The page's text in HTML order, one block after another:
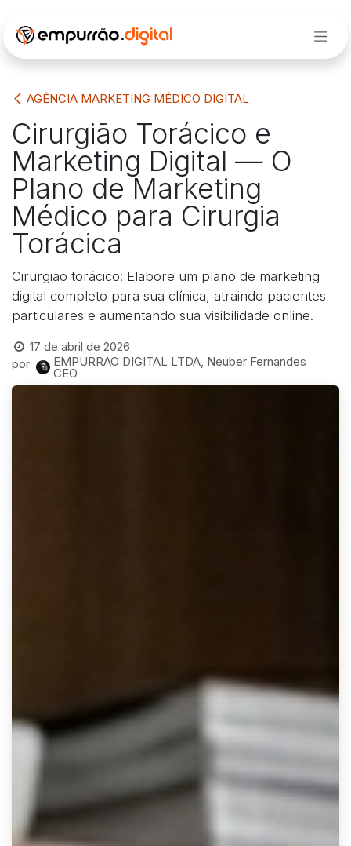
AGÊNCIA MARKETING MÉDICO DIGITAL
Cirurgião Torácico e
Marketing Digital — O
Plano de Marketing
Médico para Cirurgia
Torácica
Cirurgião torácico: Elabore um plano de marketing
digital completo para sua clínica, atraindo pacientes
particulares e aumentando sua visibilidade online.
17 de abril de 2026
por
EMPURRAO DIGITAL LTDA, Neuber Fernandes
CEO